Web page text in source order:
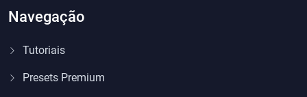
Navegação
Tutoriais
Presets Premium